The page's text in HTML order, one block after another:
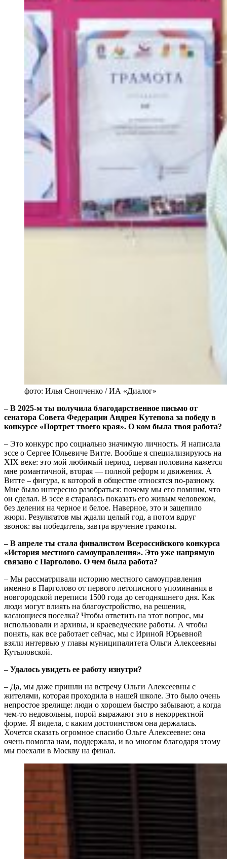
фото: Илья Снопченко / ИА «Диалог»
‒ В 2025-м ты получила благодарственное письмо от
сенатора Совета Федерации Андрея Кутепова за победу в
конкурсе «Портрет твоего края». О ком была твоя работа?
‒ Это конкурс про социально значимую личность. Я написала
эссе о Сергее Юльевиче Витте. Вообще я специализируюсь на
XIX веке: это мой любимый период, первая половина кажется
мне романтичной, вторая — полной реформ и движения. А
Витте ‒ фигура, к которой в обществе относятся по-разному.
Мне было интересно разобраться: почему мы его помним, что
он сделал. В эссе я старалась показать его живым человеком,
без деления на черное и белое. Наверное, это и зацепило
жюри. Результатов мы ждали целый год, а потом вдруг
звонок: вы победитель, завтра вручение грамоты.
‒ В апреле ты стала финалистом Всероссийского конкурса
«История местного самоуправления». Это уже напрямую
связано с Парголово. О чем была работа?
‒ Мы рассматривали историю местного самоуправления
именно в Парголово от первого летописного упоминания в
новгородской переписи 1500 года до сегодняшнего дня. Как
люди могут влиять на благоустройство, на решения,
касающиеся поселка? Чтобы ответить на этот вопрос, мы
использовали и архивы, и краеведческие работы. А чтобы
понять, как все работает сейчас, мы с Ириной Юрьевной
взяли интервью у главы муниципалитета Ольги Алексеевны
Кутыловской.
‒ Удалось увидеть ее работу изнутри?
‒ Да, мы даже пришли на встречу Ольги Алексеевны с
жителями, которая проходила в нашей школе. Это было очень
непростое зрелище: люди о хорошем быстро забывают, а когда
чем-то недовольны, порой выражают это в некорректной
форме. Я видела, с каким достоинством она держалась.
Хочется сказать огромное спасибо Ольге Алексеевне: она
очень помогла нам, поддержала, и во многом благодаря этому
мы поехали в Москву на финал.